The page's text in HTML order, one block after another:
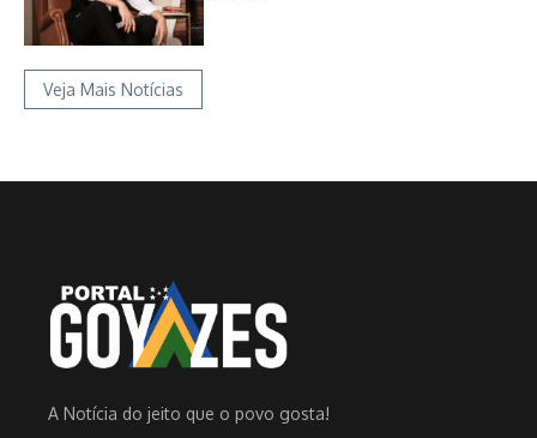
Veja Mais Notícias
A Notícia do jeito que o povo gosta!